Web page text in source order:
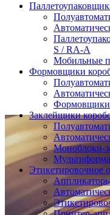
S / RA-A
Мобильные
Формовщики
Формовщики
Заклейщики
Моноблоки-
Этикетировочное